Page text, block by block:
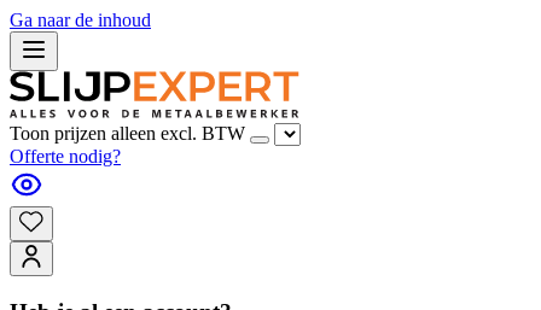
Ga naar de inhoud
Toon prijzen alleen excl. BTW
Offerte nodig?